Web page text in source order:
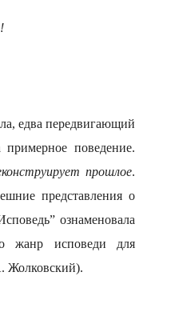
едва передвигающий
поведение.
прошлое.
представления о
ознаменовала
жанр исповеди для
Жолковский).